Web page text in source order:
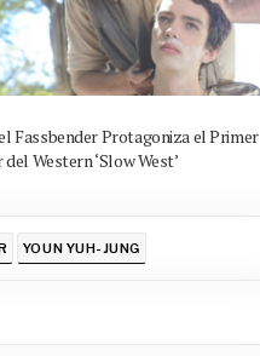
Fassbender Protagoniza el Primer
Western ‘Slow West’
YOUN YUH-JUNG